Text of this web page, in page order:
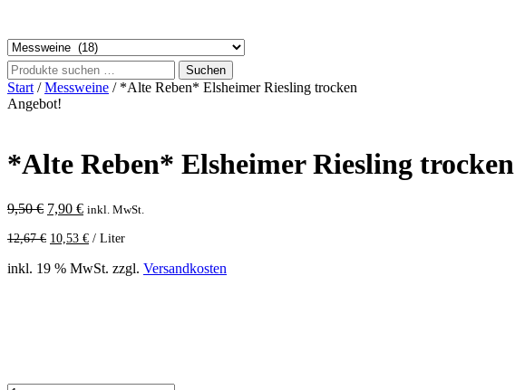
Suchen
nach:
Suchen
Start /Messweine / *Alte Reben* Elsheimer Riesling trocken
Angebot!
*Alte Reben* Elsheimer Riesling trocken
9,50€ Ursprünglicher
war:
7,90 €Aktueller
ist:
inkl. MwSt.
12,67€ 10,53 € / Liter
inkl. 19 % MwSt. zzgl. Versandkosten